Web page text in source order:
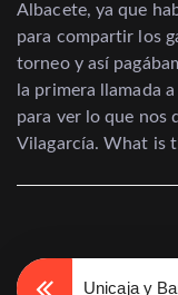
Albacete, ya que
para compartir los
torneo y así
la primera llamada
para ver lo que nos
Vilagarcía. What is
Unicaja y